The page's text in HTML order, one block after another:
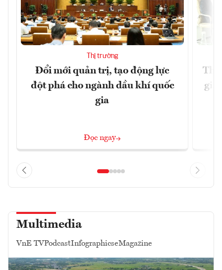
Thị trường
Đổi mới quản trị, tạo động lực
đột phá cho ngành dầu khí quốc
gia
Đọc ngay
Multimedia
VnE TVPodcastInfographicseMagazine